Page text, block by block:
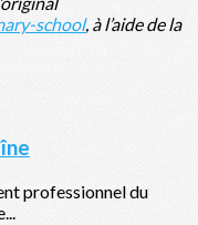
school, à l’aide de la
professionnel du